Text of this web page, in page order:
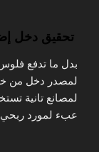
تحقيق دخل
بدل ما تدفع
لمصدر دخل من
لمصانع تانية
عبء لمورد